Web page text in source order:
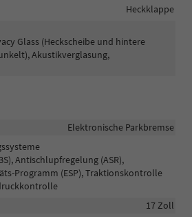
Heckklappe
Glass (Heckscheibe und hintere
Akustikverglasung,
Elektronische Parkbremse
Antischlupfregelung (ASR),
Programm (ESP), Traktionskontrolle
17 Zoll